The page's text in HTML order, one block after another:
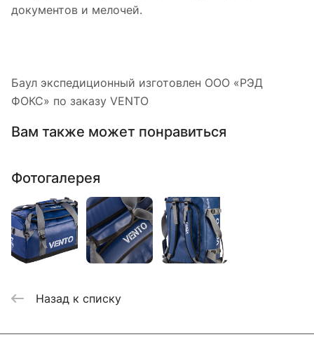
документов и мелочей.
Баул экспедиционный изготовлен ООО «РЭД
ФОКС» по заказу VENTO
Вам также может понравиться
Фотогалерея
Назад к списку